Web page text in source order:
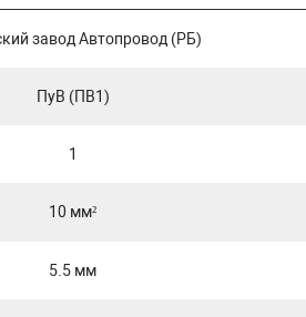
завод Автопровод (РБ)
ПуВ (ПВ1)
1
10 мм²
5.5 мм